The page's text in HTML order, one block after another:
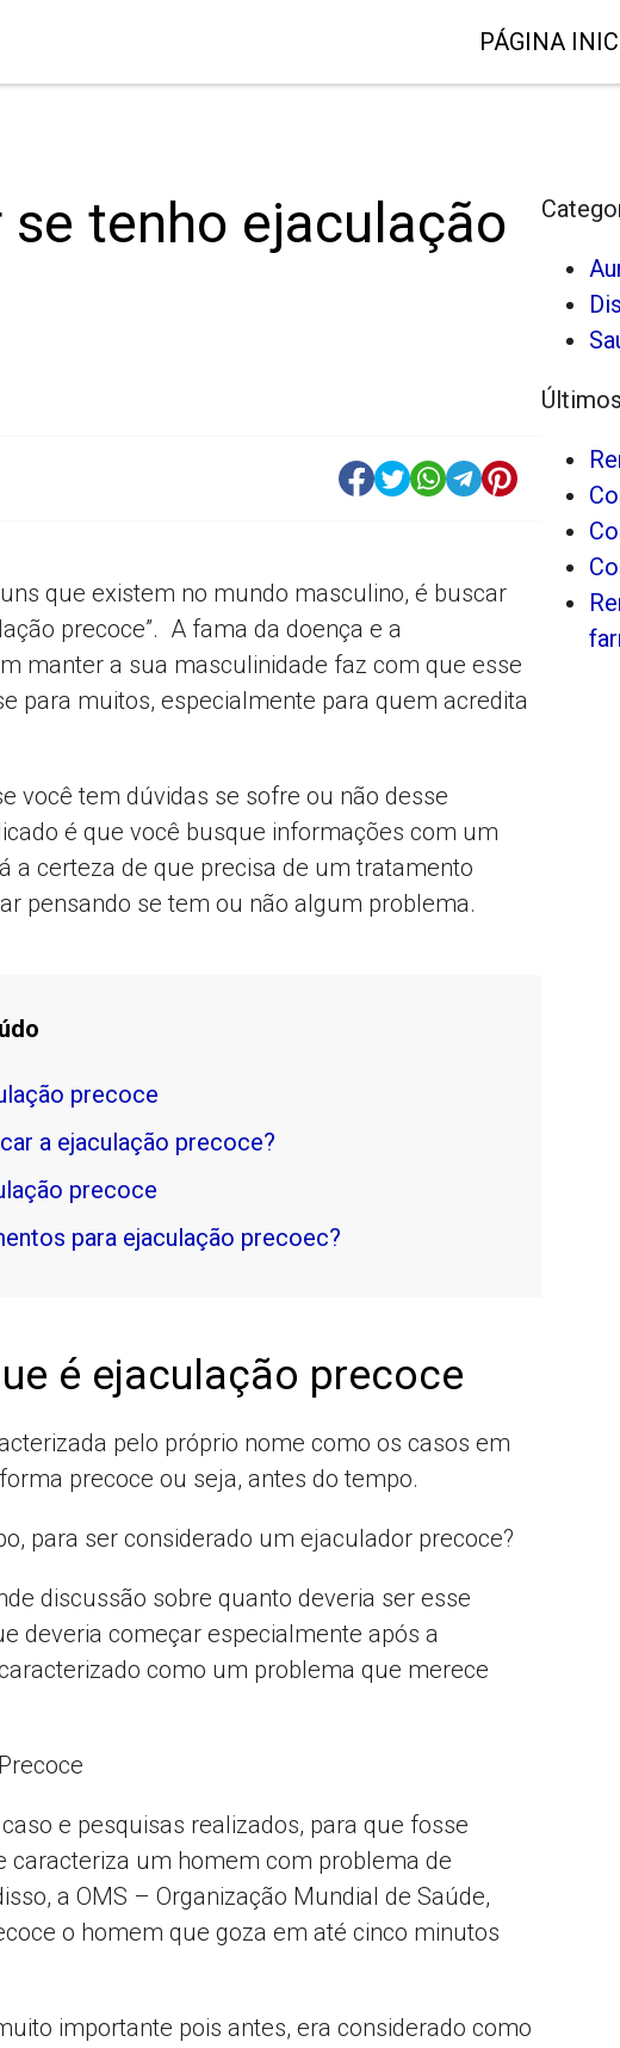
PÁGINA
se tenho ejaculação
que existem no mundo masculino, é buscar
precoce”. A fama da doença e a
manter a sua masculinidade faz com que esse
para muitos, especialmente para quem acredita
você tem dúvidas se sofre ou não desse
é que você busque informações com um
a certeza de que precisa de um tratamento
pensando se tem ou não algum problema.
precoce
a ejaculação precoce?
precoce
para ejaculação precoec?
é ejaculação precoce
pelo próprio nome como os casos em
precoce ou seja, antes do tempo.
para ser considerado um ejaculador precoce?
discussão sobre quanto deveria ser esse
deveria começar especialmente após a
como um problema que merece
e pesquisas realizados, para que fosse
caracteriza um homem com problema de
a OMS – Organização Mundial de Saúde,
o homem que goza em até cinco minutos
importante pois antes, era considerado como